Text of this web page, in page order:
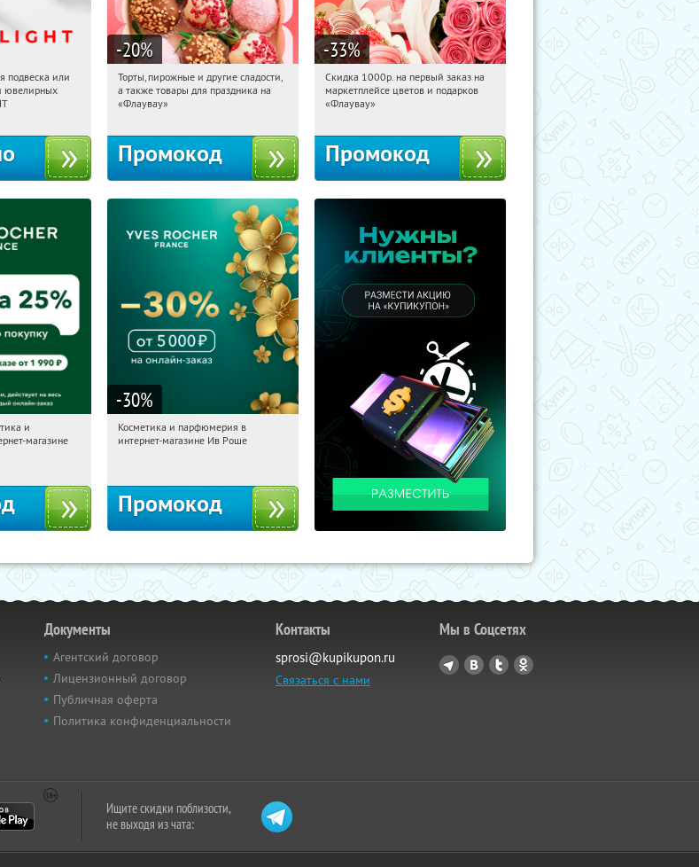
Получили:
подвеска или
ювелирных
-20%
19:12:10 Получили:
Россия
Торты, пирожные и другие сладости,
а также товары для праздника на
«Флаувау»
Промокод
-33%
19:12:10 Получили:
Россия
Скидка 1000р. на первый заказ на
маркетплейсе цветов и подарков
«Флаувау»
Промокод
Получили:
и
магазине
-30%
19:12:10 Получили:
Косметика и парфюмерия в
интернет-магазине Ив Роше
Промокод
Документы
Агентский договор
Лицензионный договор
Публичная оферта
Политика конфиденциальности
Контакты
sprosi@kupikupon.ru
Связаться с нами
Мы в Соцсетях
Ищите скидки поблизости,
не выходя из чата: